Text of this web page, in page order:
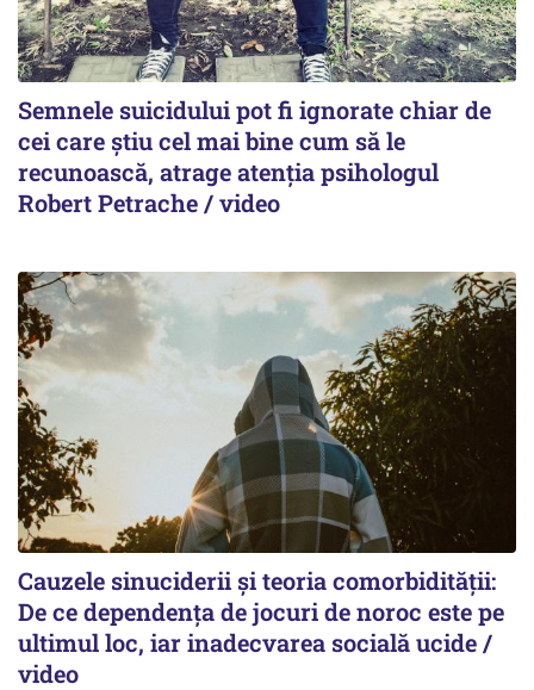
Semnele suicidului pot fi ignorate chiar de
cei care știu cel mai bine cum să le
recunoască, atrage atenția psihologul
Robert Petrache / video
Cauzele sinuciderii și teoria comorbidității:
De ce dependența de jocuri de noroc este pe
ultimul loc, iar inadecvarea socială ucide /
video